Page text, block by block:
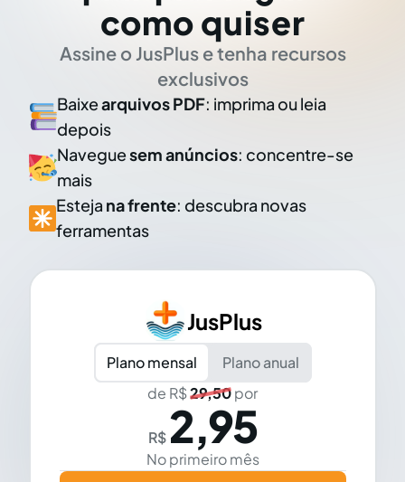
como quiser
Assine o JusPlus e tenha recursos
exclusivos
Baixearquivos PDF: imprima ou leia
depois
Naveguesem anúncios: concentre-se
mais
Esteja na frente: descubra novas
ferramentas
JusPlus
Plano mensal
Plano anual
de R$29,50por
R$ 2,95
No primeiro mês